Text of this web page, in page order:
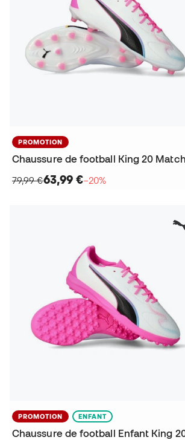
PROMOTION
79,99 €63,99 €−20%
PROMOTION ENFANT